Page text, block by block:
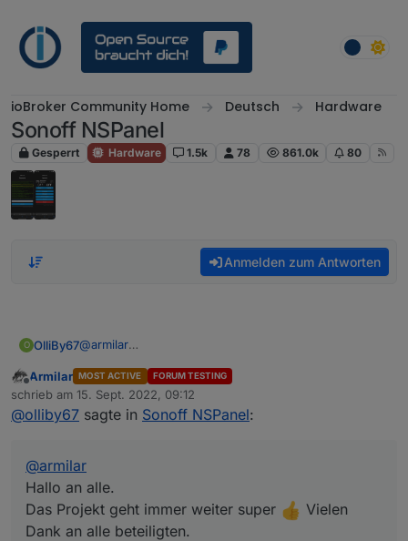
ioBroker Community Home Deutsch Hardware
Sonoff NSPanel
Gesperrt Hardware 1.5k 78 861.0k 80
Anmelden zum Antworten
O OlliBy67@armilar
Das Projekt geht immer weiter super
an alle beteiligten.
Im Moment habe ich folgendes Problem, vielleicht
weis ja jemand weiter.
Bei mir spinnt der Dimmode vom Screensaver total.
wieder dunkler und morgens
um 6.00 Uhr wenn ich aufstehe ist schon wieder ganz
hell.
Die Zeiten habe ich an den Datenpunkten im IOBroker
schon direkt geändert, leider ohne Ergebnis.
Offline
Armilar MOST ACTIVE FORUM TESTING
schrieb am 15. Sept. 2022, 09:12
zuletzt editiert von
@olliby67 sagte in Sonoff NSPanel:
@armilar
Hallo an alle.
Das Projekt geht immer weiter super
Vielen
Dank an alle beteiligten.